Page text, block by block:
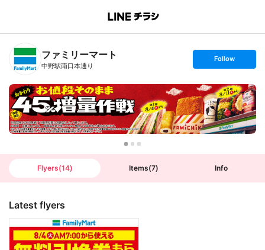
B
n
T
ファミリーマート
中野駅南口本通り
s
t
o
l
l
o
w
Follow
Flyers(14) Items(7) Info
Latest flyers